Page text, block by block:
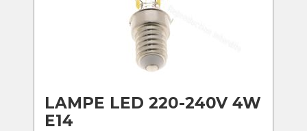
LAMPE LED 220-240V 4W
E14